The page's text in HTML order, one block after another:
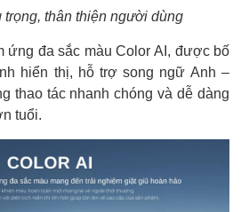
trọng, thân thiện người dùng
ứng đa sắc màu Color AI, được bố
hiển thị, hỗ trợ song ngữ Anh –
thao tác nhanh chóng và dễ dàng
tuổi.